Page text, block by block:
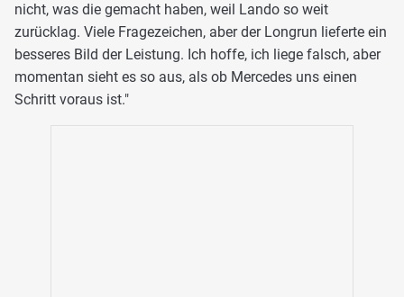
nicht, was die gemacht haben, weil Lando so weit
zurücklag. Viele Fragezeichen, aber der Longrun lieferte ein
besseres Bild der Leistung. Ich hoffe, ich liege falsch, aber
momentan sieht es so aus, als ob Mercedes uns einen
Schritt voraus ist."